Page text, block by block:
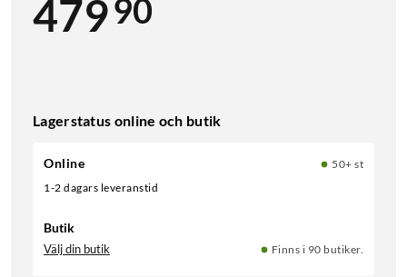
47990
Lagerstatus online och butik
Online
50+ st
1-2 dagars leveranstid
Butik
Välj din butik Finns i 90 butiker.